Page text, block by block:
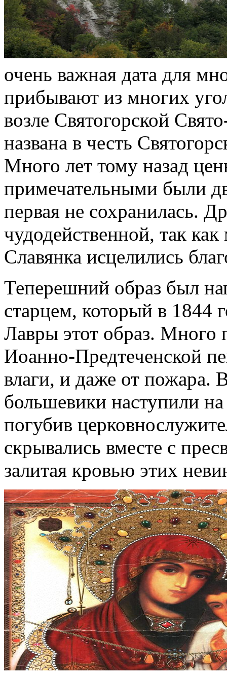
очень важная дата для
прибывают из многих
возле Святогорской
названа в честь
Много лет тому назад
примечательными были
первая не сохранилась.
чудодейственной, так
Славянка исцелились
Теперешний образ был
старцем, который в 1844
Лавры этот образ.
Иоанно-Предтеченской
влаги, и даже от пожара.
большевики наступили
погубив
скрывались вместе с
залитая кровью этих